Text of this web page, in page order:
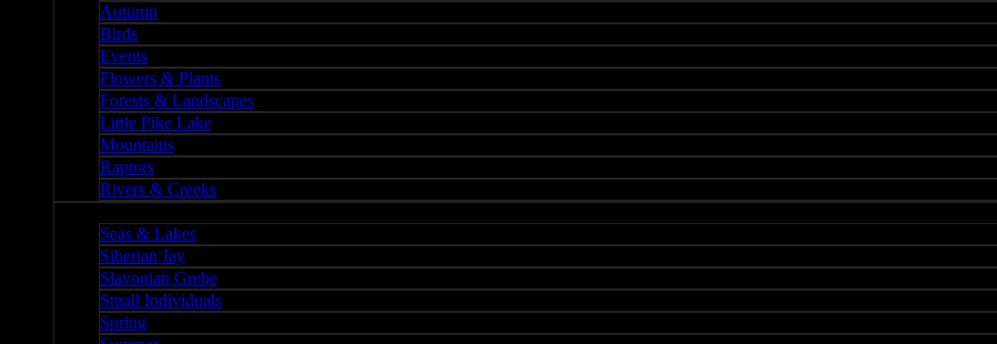
Autumn
Birds
Events
Flowers & Plants
Forests & Landscapes
Little Pike Lake
Mountains
Raptors
Rivers & Creeks
Seas & Lakes
Siberian Jay
Slavonian Grebe
Small Individuals
Spring